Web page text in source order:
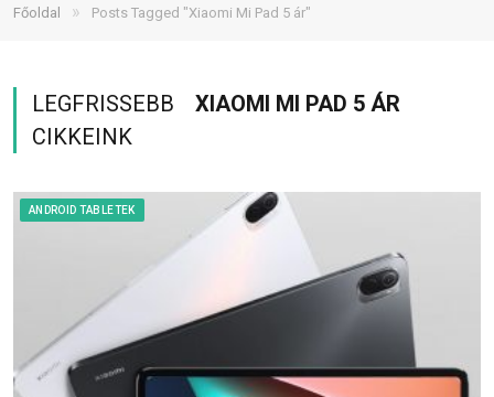
Főoldal » Posts Tagged "Xiaomi Mi Pad 5 ár"
LEGFRISSEBB
XIAOMI MI PAD 5 ÁR
CIKKEINK
ANDROID TABLETEK